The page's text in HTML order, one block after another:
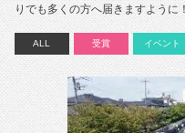
りでも多くの方へ届きますように！
ALL 受賞 イベント